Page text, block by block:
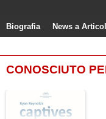
Biografia News a
CONOSCIUTO